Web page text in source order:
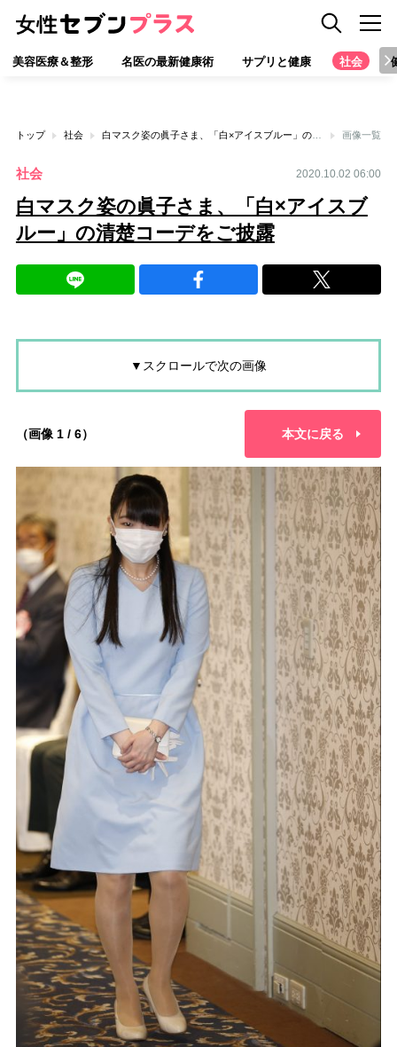
美容医療＆整形 名医の最新健康術 サプリと健康 社会
トップ 社会 白マスク姿の眞子さま、「白×アイスブルー」の清楚コーデをご披露 画像一覧
社会 2020.10.02 06:00
白マスク姿の眞子さま、「白×アイスブ
ルー」の清楚コーデをご披露
▼スクロールで次の画像
（画像 1 / 6） 本文に戻る